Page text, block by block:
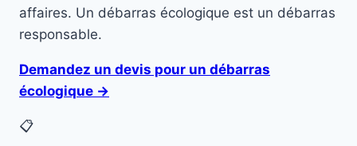
affaires. Un débarras écologique est un débarras
responsable.
Demandez un devis pour un débarras
écologique →
📋